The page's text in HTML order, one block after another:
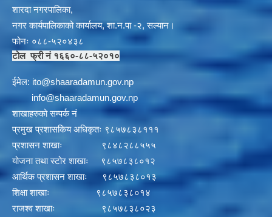
शारदा नगरपालिका,
नगर कार्यपालिकाको कार्यालय, शा.न.पा -२, सल्यान।
फोनः ०८८-५२०४३८
टोल फ्री नं १६६०-८८-५२०१०
ईमेल: ito@shaaradamun.gov.np
info@shaaradamun.gov.np
शाखाहरुको सम्पर्क नं
प्रमुख प्रशासकिय अधिकृतः ९८५७८३८१११
प्रशासन शाखाः ९८४८२८८५५५
योजना तथा स्टोर शाखाः ९८५७८३८०१२
आर्थिक प्रशासन शाखाः ९८५७८३८०१३
शिक्षा शाखाः ९८५७८३८०१४
राजश्व शाखाः ९८५७८३८०२३